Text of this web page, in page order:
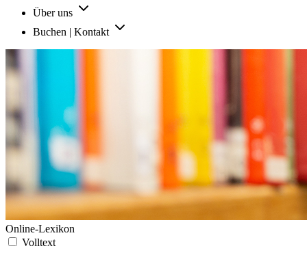
Über uns
Buchen | Kontakt
Online-Lexikon
Volltext